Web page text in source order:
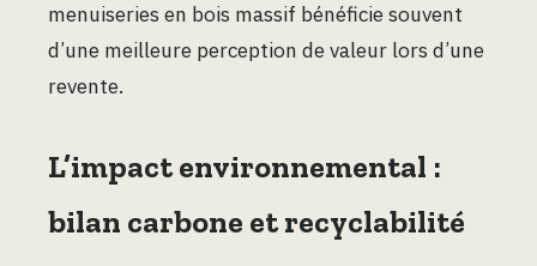
menuiseries en bois massif bénéficie souvent
d’une meilleure perception de valeur lors d’une
revente.
L’impact environnemental :
bilan carbone et recyclabilité